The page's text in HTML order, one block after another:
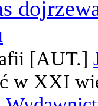
[AUT.]
w XXI